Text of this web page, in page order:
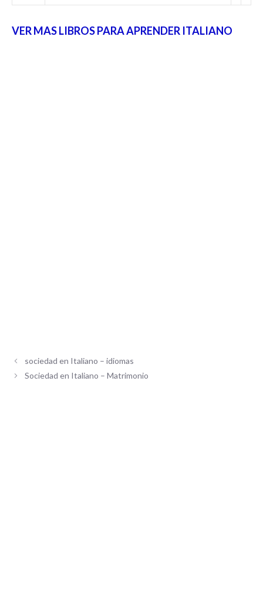
VER MAS LIBROS PARA APRENDER ITALIANO
sociedad en Italiano – idiomas
Sociedad en Italiano – Matrimonio